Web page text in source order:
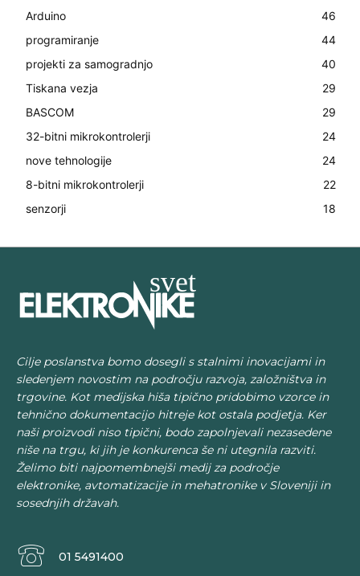
Arduino
46
programiranje
44
projekti za samogradnjo
40
Tiskana vezja
29
BASCOM
29
32-bitni mikrokontrolerji
24
nove tehnologije
24
8-bitni mikrokontrolerji
22
senzorji
18
Cilje poslanstva bomo dosegli s stalnimi inovacijami in
sledenjem novostim na področju razvoja, založništva in
trgovine. Kot medijska hiša tipično pridobimo vzorce in
tehnično dokumentacijo hitreje kot ostala podjetja. Ker
naši proizvodi niso tipični, bodo zapolnjevali nezasedene
niše na trgu, ki jih je konkurenca še ni utegnila razviti.
Želimo biti najpomembnejši medij za področje
elektronike, avtomatizacije in mehatronike v Sloveniji in
sosednjih državah.
01 5491400